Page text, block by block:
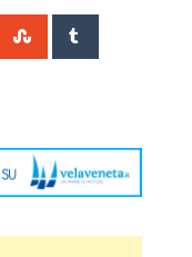
WhatsappStumbleUpon